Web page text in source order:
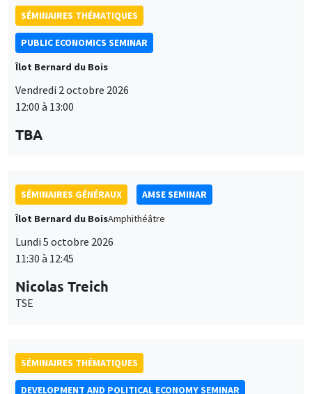
SÉMINAIRES THÉMATIQUES
PUBLIC ECONOMICS SEMINAR
Îlot Bernard du Bois
Vendredi 2 octobre 2026
12:00 à 13:00
TBA
SÉMINAIRES GÉNÉRAUX
AMSE SEMINAR
Îlot Bernard du BoisAmphithéâtre
Lundi 5 octobre 2026
11:30 à 12:45
Nicolas Treich
TSE
SÉMINAIRES THÉMATIQUES
DEVELOPMENT AND POLITICAL ECONOMY SEMINAR